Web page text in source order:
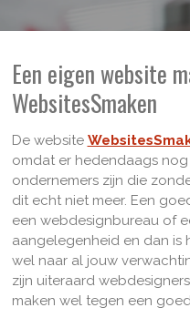
Een eigen website
WebsitesSmaken
De website
omdat er hedendaags
ondernemers zijn die
dit echt niet meer. Een
een webdesignbureau of
aangelegenheid en dan is
wel naar al jouw
zijn uiteraard
maken wel tegen een